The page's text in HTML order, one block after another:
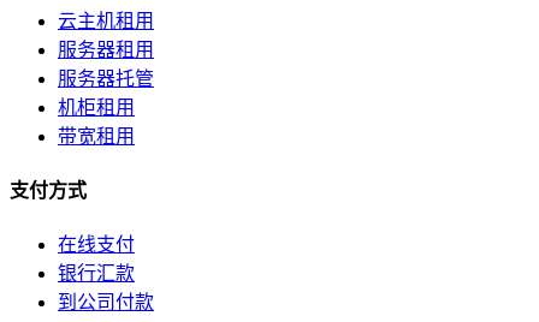
云主机租用
服务器租用
服务器托管
机柜租用
带宽租用
支付方式
在线支付
银行汇款
到公司付款